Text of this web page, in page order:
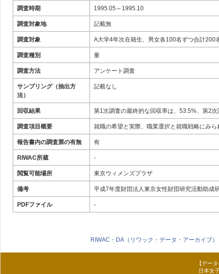
調査時期 1995.05～1995.10
調査対象地 記載無
調査対象 A大学4年次在籍生、男女各100名ずつ合計200
調査種別 量
調査方法 アンケート調査
サンプリング（抽出方
法）
記載なし
回収結果 第1次調査の最終的な回収率は、53.5%、第2
調査項目概要 就職の希望と実際、職業選択と就職戦略にみ
報告書内の調査票の有無 有
RIWAC所蔵 -
閲覧可能場所 東京ウィメンズプラザ
備考 平成7年度財団法人東京女性財団研究活動助成
PDFファイル -
RIWAC・DA（リワック・データ・アーカイブ）
【デー
日本女